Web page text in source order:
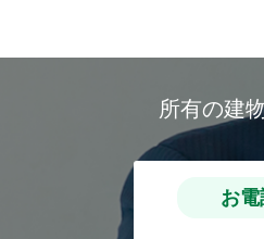
所有の建
お